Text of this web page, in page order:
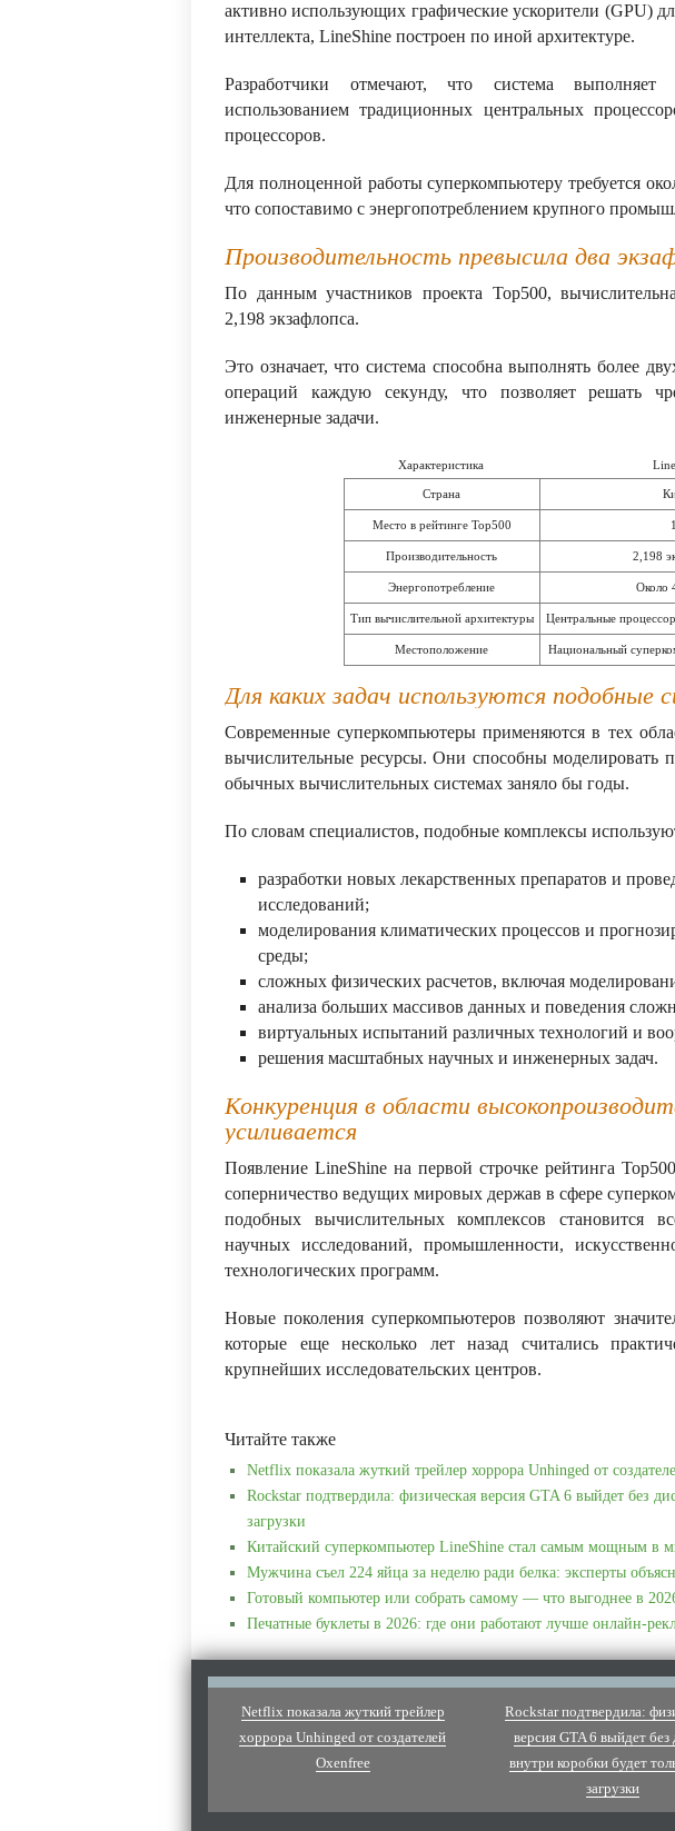
активно использующих графические ускорители (GPU)
интеллекта, LineShine построен по иной архитектуре.
Разработчики отмечают, что система выполняет
использованием традиционных центральных
процессоров.
Для полноценной работы суперкомпьютеру требуется
что сопоставимо с энергопотреблением крупного
Производительность превысила два
По данным участников проекта Top500,
2,198 экзафлопса.
Это означает, что система способна выполнять более
операций каждую секунду, что позволяет решать
инженерные задачи.
Характеристика
Страна
Место в рейтинге Top500
Производительность 2,198
Энергопотребление Около
Тип вычислительной архитектуры Центральные
Местоположение Национальный
Для каких задач используются подобные
Современные суперкомпьютеры применяются в тех
вычислительные ресурсы. Они способны моделировать
обычных вычислительных системах заняло бы годы.
По словам специалистов, подобные комплексы
разработки новых лекарственных препаратов и
исследований;
моделирования климатических процессов и
среды;
сложных физических расчетов, включая
анализа больших массивов данных и поведения
виртуальных испытаний различных технологий и
решения масштабных научных и инженерных задач.
Конкуренция в области
усиливается
Появление LineShine на первой строчке рейтинга
соперничество ведущих мировых держав в сфере
подобных вычислительных комплексов становится
научных исследований, промышленности,
технологических программ.
Новые поколения суперкомпьютеров позволяют
которые еще несколько лет назад считались
крупнейших исследовательских центров.
Читайте также
Netflix показала жуткий трейлер хоррора Unhinged от
Rockstar подтвердила: физическая версия GTA 6 выйдет без
загрузки
Китайский суперкомпьютер LineShine стал самым мощным в
Мужчина съел 224 яйца за неделю ради белка: эксперты
Готовый компьютер или собрать самому — что выгоднее в
Печатные буклеты в 2026: где они работают лучше онлайн-
Netflix показала жуткий трейлер
хоррора Unhinged от создателей
Oxenfree
Rockstar подтвердила:
версия GTA 6 выйдет без
внутри коробки будет
загрузки